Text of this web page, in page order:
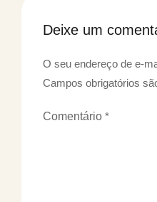
Deixe um
O seu endereço de e-
Campos obrigatórios
Comentário *